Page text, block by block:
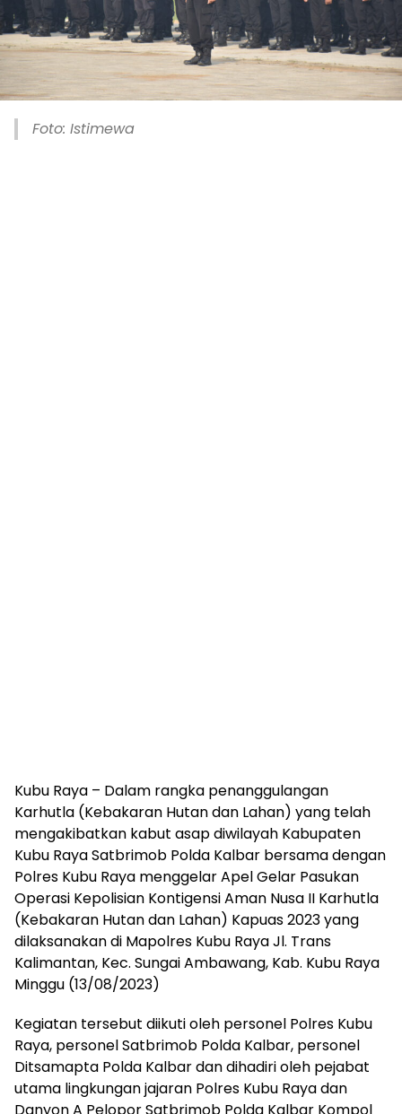
Foto: Istimewa
Kubu Raya – Dalam rangka penanggulangan
Karhutla (Kebakaran Hutan dan Lahan) yang telah
mengakibatkan kabut asap diwilayah Kabupaten
Kubu Raya Satbrimob Polda Kalbar bersama dengan
Polres Kubu Raya menggelar Apel Gelar Pasukan
Operasi Kepolisian Kontigensi Aman Nusa II Karhutla
(Kebakaran Hutan dan Lahan) Kapuas 2023 yang
dilaksanakan di Mapolres Kubu Raya Jl. Trans
Kalimantan, Kec. Sungai Ambawang, Kab. Kubu Raya
Minggu (13/08/2023)
Kegiatan tersebut diikuti oleh personel Polres Kubu
Raya, personel Satbrimob Polda Kalbar, personel
Ditsamapta Polda Kalbar dan dihadiri oleh pejabat
utama lingkungan jajaran Polres Kubu Raya dan
Danyon A Pelopor Satbrimob Polda Kalbar Kompol